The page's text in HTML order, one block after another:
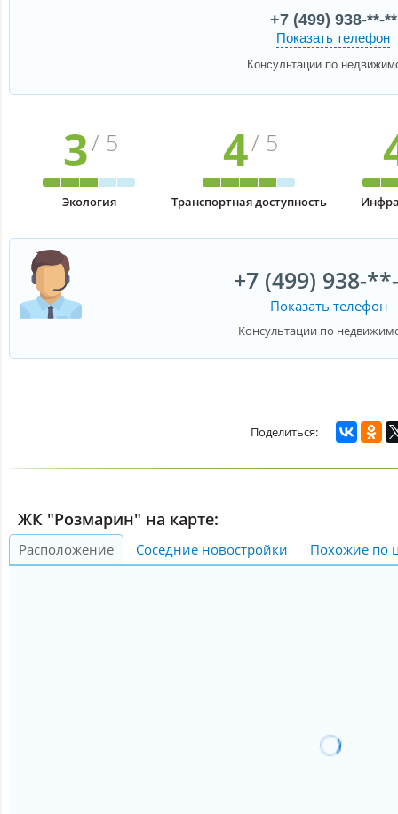
+7 (499) 938-**-**
Показать телефон
Консультации по
3/ 5
Экология
4/ 5
Транспортная доступность
+7 (499) 938-
Показать телефон
Консультации по
ЖК "Розмарин" на карте:
Расположение Соседние новостройки Похожие по